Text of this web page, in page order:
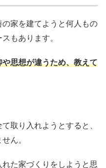
家を建てようと何人もの
もあります。
思想が違うため、教えて
取り入れようとすると、
ん。
た家づくりをしようと思